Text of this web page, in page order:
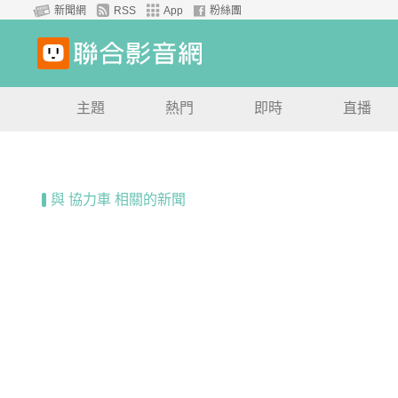
新聞網 RSS App 粉絲團
主題 熱門 即時 直播
與 協力車 相關的新聞